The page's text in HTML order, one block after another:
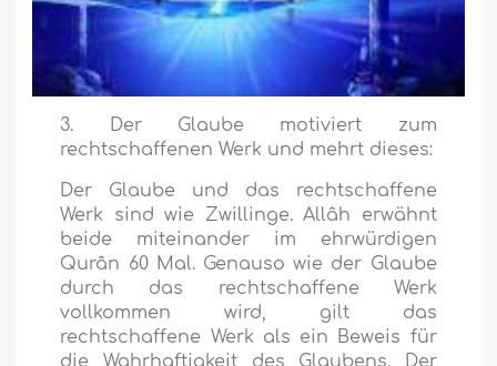
3. Der Glaube motiviert zum
rechtschaffenen Werk und mehrt dieses:
Der Glaube und das rechtschaffene
Werk sind wie Zwillinge. Allâh erwähnt
beide miteinander im ehrwürdigen
Qurân 60 Mal. Genauso wie der Glaube
durch das rechtschaffene Werk
vollkommen wird, gilt das
rechtschaffene Werk als ein Beweis für
die Wahrhaftigkeit des Glaubens. Der